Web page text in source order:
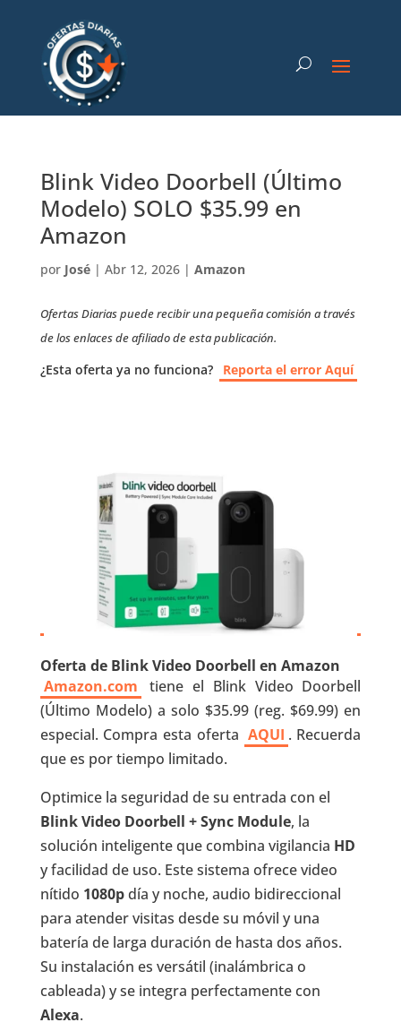
Blink Video Doorbell (Último
Modelo) SOLO $35.99 en
Amazon
por José| Abr 12, 2026| Amazon
Ofertas Diarias puede recibir una pequeña comisión a través
de los enlaces de afiliado de esta publicación.
¿Esta oferta ya no funciona? Reporta el error Aquí
Oferta de Blink Video Doorbell en Amazon
Amazon.com
tiene el Blink Video Doorbell
(Último Modelo) a solo $35.99 (reg. $69.99) en
especial. Compra esta oferta AQUI . Recuerda
que es por tiempo limitado.
Optimice la seguridad de su entrada con el
Blink Video Doorbell + Sync Module, la
solución inteligente que combina vigilancia HD
y facilidad de uso. Este sistema ofrece video
nítido 1080pdía y noche, audio bidireccional
para atender visitas desde su móvil y una
batería de larga duración de hasta dos años.
Su instalación es versátil (inalámbrica o
cableada) y se integra perfectamente con
Alexa.